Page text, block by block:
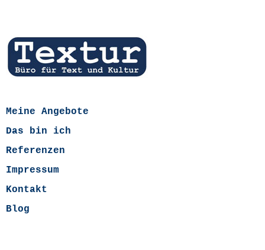
Meine Angebote
Das bin ich
Referenzen
Impressum
Kontakt
Blog